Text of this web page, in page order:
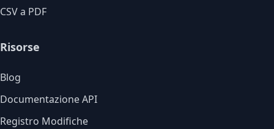
CSV a PDF
Risorse
Blog
Documentazione API
Registro Modifiche